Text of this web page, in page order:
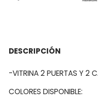
DESCRIPCIÓN
-VITRINA 2 PUERTAS Y 2
COLORES DISPONIBLE: